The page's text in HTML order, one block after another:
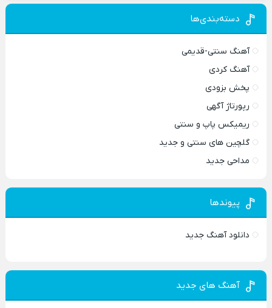
دسته‌بندی‌ها
آهنگ سنتی-قدیمی
آهنگ کردی
پخش بزودی
رپورتاژ آگهی
ریمیکس پاپ و سنتی
گلچین های سنتی و جدید
مداحی جدید
پیوندها
دانلود آهنگ جدید
آهنگ های جدید